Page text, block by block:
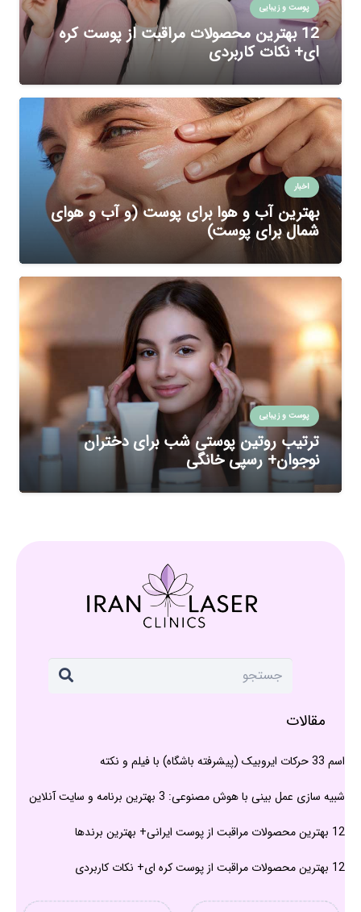
پوست و زیبایی
12 بهترین محصولات مراقبت از پوست کره
ای+ نکات کاربردی
اخبار
بهترین آب و هوا برای پوست (و آب و هوای
شمال برای پوست)
پوست و زیبایی
ترتیب روتین پوستی شب برای دختران
نوجوان+ رسپی خانگی
مقالات
اسم 33 حرکات ایروبیک (پیشرفته باشگاه) با فیلم و نکته
شبیه سازی عمل بینی با هوش مصنوعی: 3 بهترین برنامه و سایت آنلاین
12 بهترین محصولات مراقبت از پوست ایرانی+ بهترین برندها
12 بهترین محصولات مراقبت از پوست کره ای+ نکات کاربردی